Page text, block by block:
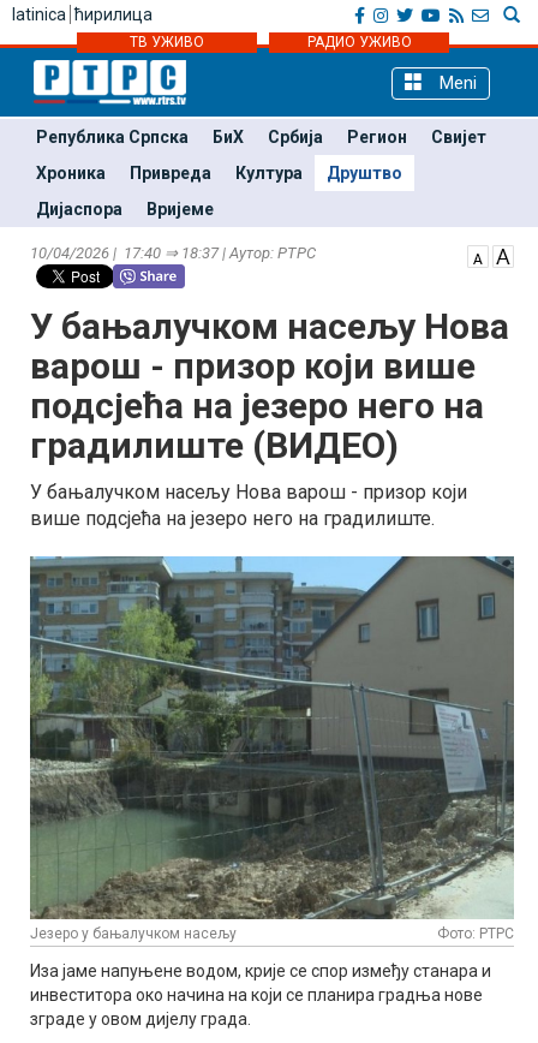
latinica ћирилица
ТВ УЖИВО РАДИО УЖИВО
Meni
Република Српска БиХ Србија Регион
Свијет
Хроника
Привреда Култура
Друштво
Дијаспора
Вријеме
10/04/2026 | 17:40 ⇒ 18:37 | Аутор: РТРС
У бањалучком насељу Нова
варош - призор који више
подсјећа на језеро него на
градилиште (ВИДЕО)
У бањалучком насељу Нова варош - призор који
више подсјећа на језеро него на градилиште.
Језеро у бањалучком насељу Фото: РТРС
Иза јаме напуњене водом, крије се спор између станара и
инвеститора око начина на који се планира градња нове
зграде у овом дијелу града.